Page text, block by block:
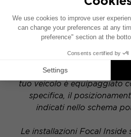
ACTIVE 6.2
Questo schema di
veicolo dotato di un impianto
tuo veicolo è equipaggiato
specifica, il
indicati nello schema
Le installazioni Focal Inside